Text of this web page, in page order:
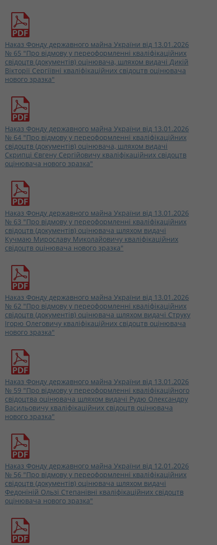
Наказ Фонду державного майна України від 13.01.2026
№ 65 "Про відмову у переоформленні кваліфікаційних
свідоцтв (документів) оцінювача, шляхом видачі Дикій
Вікторії Сергіївні кваліфікаційних свідоцтв оцінювача
нового зразка"
Наказ Фонду державного майна України від 13.01.2026
№ 64 "Про відмову у переоформленні кваліфікаційних
свідоцтв (документів) оцінювача, шляхом видачі
Скрипці Євгену Сергійовичу кваліфікаційних свідоцтв
оцінювача нового зразка"
Наказ Фонду державного майна України від 13.01.2026
№ 63 "Про відмову у переоформленні кваліфікаційних
свідоцтв (документів) оцінювача шляхом видачі
Кучмаю Мирославу Миколайовичу кваліфікаційних
свідоцтв оцінювача нового зразка"
Наказ Фонду державного майна України від 13.01.2026
№ 62 "Про відмову у переоформленні кваліфікаційних
свідоцтв (документів) оцінювача шляхом видачі Струку
Ігорю Олеговичу кваліфікаційних свідоцтв оцінювача
нового зразка"
Наказ Фонду державного майна України від 13.01.2026
№ 59 "Про відмову у переоформленні кваліфікаційного
свідоцтва оцінювача шляхом видачі Рудю Олександру
Васильовичу кваліфікаційних свідоцтв оцінювача
нового зразка"
Наказ Фонду державного майна України від 12.01.2026
№ 56 "Про відмову у переоформленні кваліфікаційних
свідоцтв (документів) оцінювача шляхом видачі
Федоніній Ользі Степанівні кваліфікаційних свідоцтв
оцінювача нового зразка"